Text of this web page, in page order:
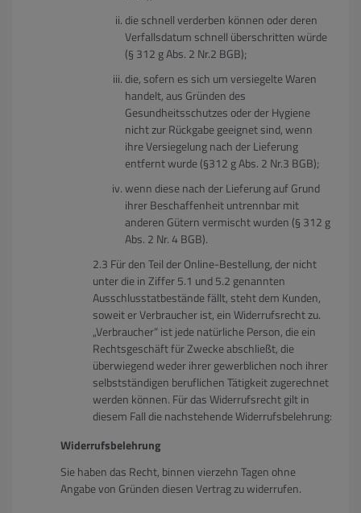
die schnell verderben können oder deren
Verfallsdatum schnell überschritten würde
(§ 312 g Abs. 2 Nr.2 BGB);
die, sofern es sich um versiegelte Waren
handelt, aus Gründen des
Gesundheitsschutzes oder der Hygiene
nicht zur Rückgabe geeignet sind, wenn
ihre Versiegelung nach der Lieferung
entfernt wurde (§312 g Abs. 2 Nr.3 BGB);
wenn diese nach der Lieferung auf Grund
ihrer Beschaffenheit untrennbar mit
anderen Gütern vermischt wurden (§ 312 g
Abs. 2 Nr. 4 BGB).
Für den Teil der Online-Bestellung, der nicht
unter die in Ziffer 5.1 und 5.2 genannten
Ausschlusstatbestände fällt, steht dem Kunden,
soweit er Verbraucher ist, ein Widerrufsrecht zu.
„Verbraucher“ ist jede natürliche Person, die ein
Rechtsgeschäft für Zwecke abschließt, die
überwiegend weder ihrer gewerblichen noch ihrer
selbstständigen beruflichen Tätigkeit zugerechnet
werden können. Für das Widerrufsrecht gilt in
diesem Fall die nachstehende Widerrufsbelehrung:
Widerrufsbelehrung
Sie haben das Recht, binnen vierzehn Tagen ohne
Angabe von Gründen diesen Vertrag zu widerrufen.